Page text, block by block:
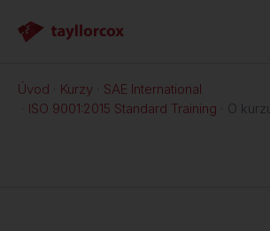
Úvod Kurzy
SAE International
ISO 9001:2015 Standard Training
O